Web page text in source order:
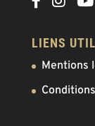
LIENS
Mentions